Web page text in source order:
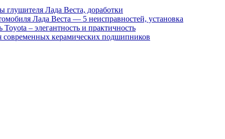
глушителя Лада Веста, доработки
Лада Веста — 5 неисправностей, установка
– элегантность и практичность
керамических подшипников